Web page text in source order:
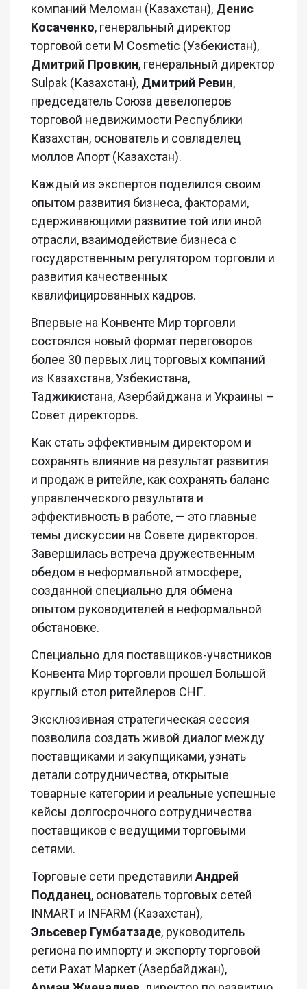
компаний Меломан (Казахстан), Денис
Косаченко, генеральный директор
торговой сети M Cosmetic (Узбекистан),
Дмитрий Провкин, генеральный директор
Sulpak (Казахстан), Дмитрий Ревин,
председатель Союза девелоперов
торговой недвижимости Республики
Казахстан, основатель и совладелец
моллов Апорт (Казахстан).
Каждый из экспертов поделился своим
опытом развития бизнеса, факторами,
сдерживающими развитие той или иной
отрасли, взаимодействие бизнеса с
государственным регулятором торговли и
развития качественных
квалифицированных кадров.
Впервые на Конвенте Мир торговли
состоялся новый формат переговоров
более 30 первых лиц торговых компаний
из Казахстана, Узбекистана,
Таджикистана, Азербайджана и Украины –
Совет директоров.
Как стать эффективным директором и
сохранять влияние на результат развития
и продаж в ритейле, как сохранять баланс
управленческого результата и
эффективность в работе, — это главные
темы дискуссии на Совете директоров.
Завершилась встреча дружественным
обедом в неформальной атмосфере,
созданной специально для обмена
опытом руководителей в неформальной
обстановке.
Специально для поставщиков-участников
Конвента Мир торговли прошел Большой
круглый стол ритейлеров СНГ.
Эксклюзивная стратегическая сессия
позволила создать живой диалог между
поставщиками и закупщиками, узнать
детали сотрудничества, открытые
товарные категории и реальные успешные
кейсы долгосрочного сотрудничества
поставщиков с ведущими торговыми
сетями.
Торговые сети представили Андрей
Подданец, основатель торговых сетей
INMART и INFARM (Казахстан),
Эльсевер Гумбатзаде, руководитель
региона по импорту и экспорту торговой
сети Рахат Маркет (Азербайджан),